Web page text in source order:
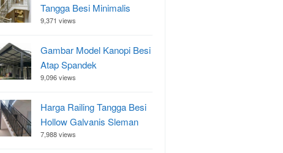
Tangga Besi Minimalis
9,371 views
Gambar Model Kanopi Besi
Atap Spandek
9,096 views
Harga Railing Tangga Besi
Hollow Galvanis Sleman
7,988 views